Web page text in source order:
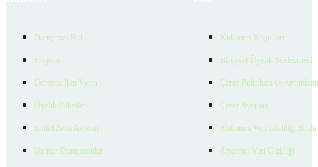
Danışman Bul
Projeler
Ücretsiz İlan Verin
Üyelik Paketleri
EmlakZeka Asistan
Uzman Danışmanlar
Kullanım Koşulları
Bireysel Üyelik Sözleşmesi
Çerez Politikası ve
Çerez Ayarları
Kullanıcı Veri Gizliliği
Ziyaretçi Veri Gizliliği